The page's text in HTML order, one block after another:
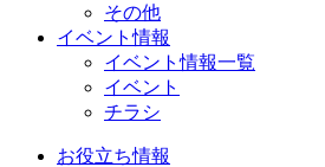
その他
イベント情報
イベント情報一覧
イベント
チラシ
お役立ち情報